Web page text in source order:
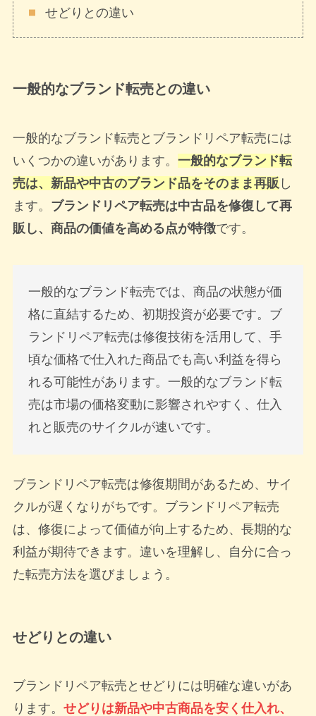
せどりとの違い
一般的なブランド転売との違い
一般的なブランド転売とブランドリペア転売には
いくつかの違いがあります。 一般的なブランド転
売は、新品や中古のブランド品をそのまま再販 し
ます。 ブランドリペア転売は中古品を修復して再
販し、商品の価値を高める点が特徴です。
一般的なブランド転売では、商品の状態が価
格に直結するため、初期投資が必要です。ブ
ランドリペア転売は修復技術を活用して、手
頃な価格で仕入れた商品でも高い利益を得ら
れる可能性があります。一般的なブランド転
売は市場の価格変動に影響されやすく、仕入
れと販売のサイクルが速いです。
ブランドリペア転売は修復期間があるため、サイ
クルが遅くなりがちです。ブランドリペア転売
は、修復によって価値が向上するため、長期的な
利益が期待できます。違いを理解し、自分に合っ
た転売方法を選びましょう。
せどりとの違い
ブランドリペア転売とせどりには明確な違いがあ
ります。 せどりは新品や中古商品を安く仕入れ、